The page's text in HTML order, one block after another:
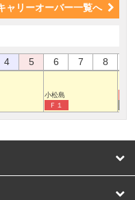
ャリーオーバー一覧へ
4 5 6 7 8
小松島
Ｆ１